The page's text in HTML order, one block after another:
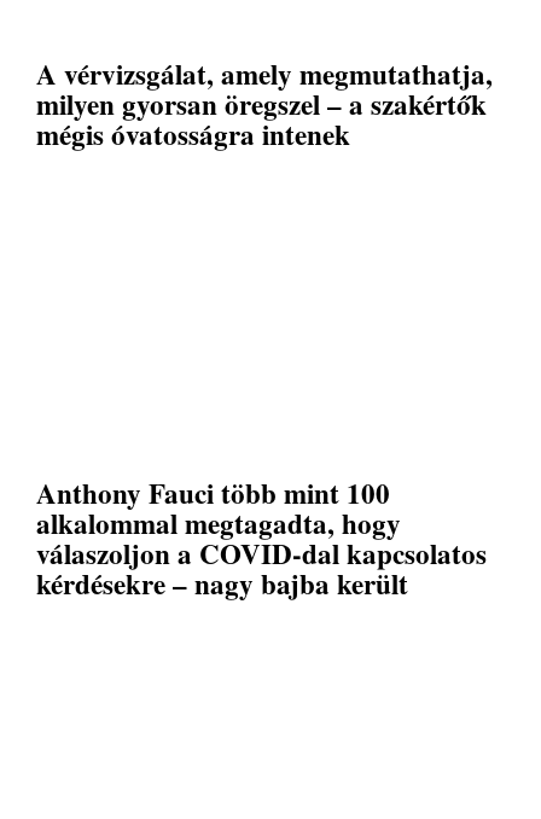
A vérvizsgálat, amely megmutathatja,
milyen gyorsan öregszel – a szakértők
mégis óvatosságra intenek
Anthony Fauci több mint 100
alkalommal megtagadta, hogy
válaszoljon a COVID-dal kapcsolatos
kérdésekre – nagy bajba került